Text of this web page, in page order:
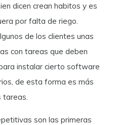
dicen crean habitos y es
por falta de riego.
de los clientes unas
con tareas que deben
instalar cierto software
de esta forma es más
tareas.
son las primeras